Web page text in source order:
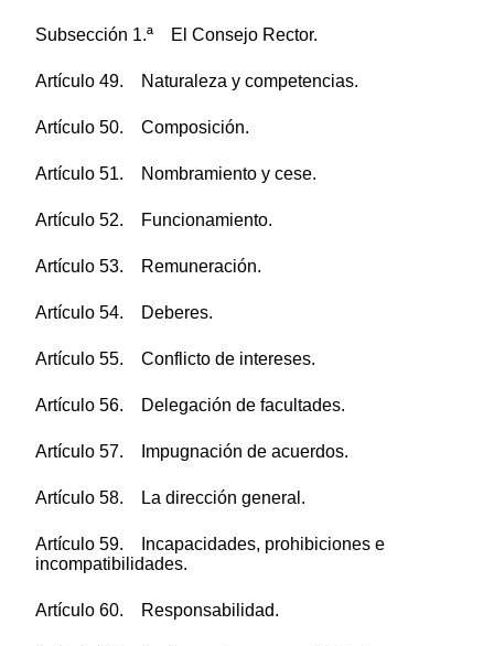
Subsección 1.ª El Consejo Rector.
Artículo 49. Naturaleza y competencias.
Artículo 50. Composición.
Artículo 51. Nombramiento y cese.
Artículo 52. Funcionamiento.
Artículo 53. Remuneración.
Artículo 54. Deberes.
Artículo 55. Conflicto de intereses.
Artículo 56. Delegación de facultades.
Artículo 57. Impugnación de acuerdos.
Artículo 58. La dirección general.
Artículo 59. Incapacidades, prohibiciones e
incompatibilidades.
Artículo 60. Responsabilidad.